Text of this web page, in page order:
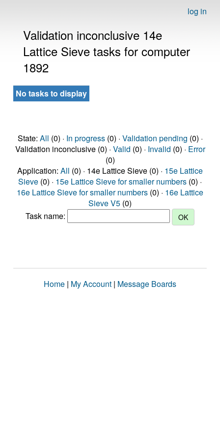
log in
Validation inconclusive 14e
Lattice Sieve tasks for computer
1892
No tasks to display
State: All (0) · In progress(0) · Validation pending (0) ·
Validation inconclusive (0) · Valid (0) · Invalid (0) · Error
(0)
Application: All (0) · 14e Lattice Sieve (0) · 15e Lattice
Sieve (0) · 15e Lattice Sieve for smaller numbers (0) ·
16e Lattice Sieve for smaller numbers (0) · 16e Lattice
Sieve V5 (0)
Task name:
Home | My Account | Message Boards